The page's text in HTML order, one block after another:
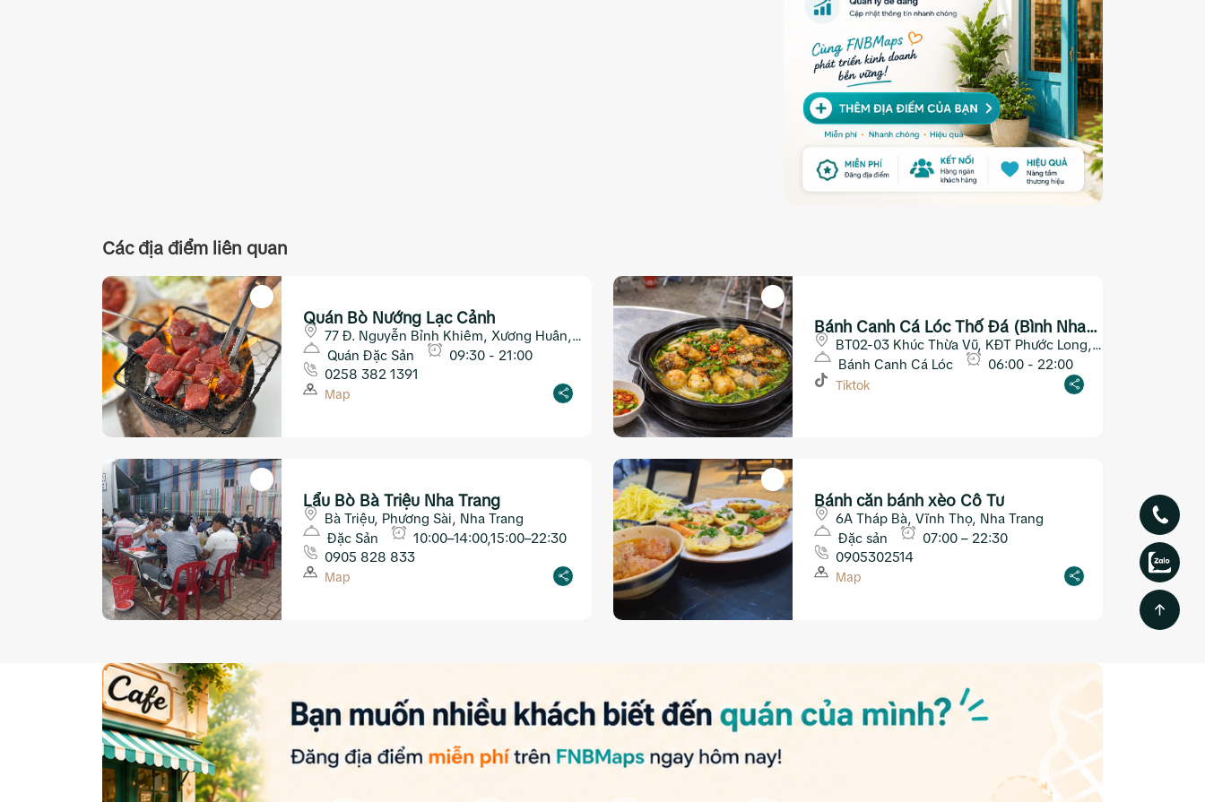
Các địa điểm liên quan
Quán Bò Nướng Lạc Cảnh
77 Đ. Nguyễn Bỉnh Khiêm, Xương Huân,
Nha Trang
Quán Đặc Sản
09:30 - 21:00
0258 382 1391
Map
Bánh Canh Cá Lóc Thố Đá (Bình Nha
Trang)
BT02-03 Khúc Thừa Vũ, KĐT Phước Long,
Nha Trang
Bánh Canh Cá Lóc 06:00 - 22:00
Tiktok
Lẩu Bò Bà Triệu Nha Trang
Bà Triệu, Phương Sài, Nha Trang
Đặc Sản
10:00–14:00,15:00–22:30
0905 828 833
Map
Bánh căn bánh xèo Cô Tư
6A Tháp Bà, Vĩnh Thọ, Nha Trang
Đặc sản
07:00 – 22:30
0905302514
Map